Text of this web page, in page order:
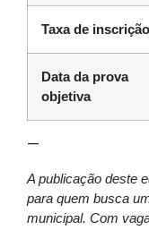
Taxa de inscrição
Data da prova
objetiva
—
A publicação deste
para quem busca
municipal. Com